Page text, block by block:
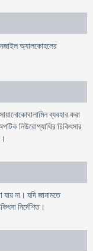
অ্যালকোহলের
ব্যবহার করা
নিউরোপ্যাথির চিকিৎসার
না। যদি জানামতে
নির্দেশিত।